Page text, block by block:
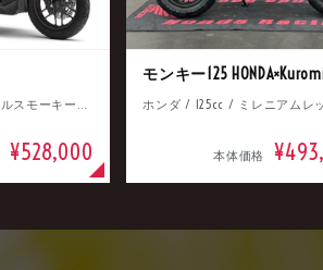
ホンダ / 160cc / パールスモーキーグレー
¥528,000
ホンダ / 125cc / ミレニアムレ
本体価格